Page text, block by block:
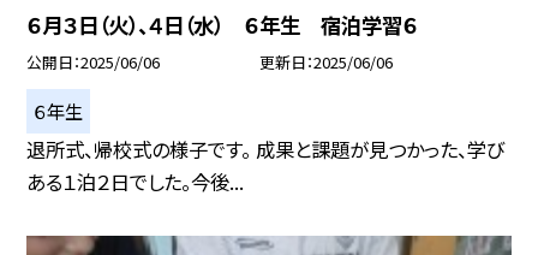
６月３日（火）、４日（水） ６年生 宿泊学習６
公開日 2025/06/06 更新日 2025/06/06
６年生
退所式、帰校式の様子です。 成果と課題が見つかった、学び
ある１泊２日でした。今後...